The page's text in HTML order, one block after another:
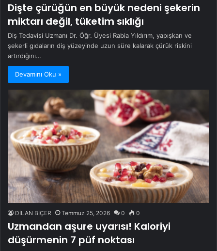
Dişte çürüğün en büyük nedeni şekerin
miktarı değil, tüketim sıklığı
Diş Tedavisi Uzmanı Dr. Öğr. Üyesi Rabia Yıldırım, yapışkan ve
şekerli gıdaların diş yüzeyinde uzun süre kalarak çürük riskini
artırdığını…
Devamını Oku »
DİLAN BİÇER Temmuz 25, 2026 0 0
Uzmandan aşure uyarısı! Kaloriyi
düşürmenin 7 püf noktası